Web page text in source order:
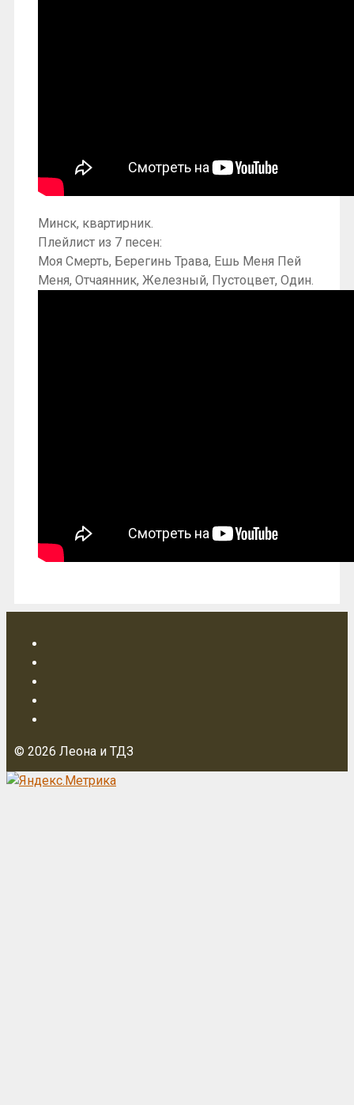
Минск, квартирник.
Плейлист из 7 песен:
Моя Смерть, Берегинь Трава, Ешь Меня Пей
Меня, Отчаянник, Железный, Пустоцвет, Один.
© 2026 Леона и ТДЗ